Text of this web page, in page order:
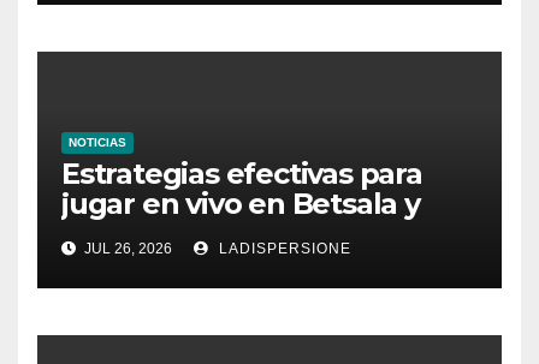
NOTICIAS
Estrategias efectivas para
jugar en vivo en Betsala y
aumentar tus ganancias
JUL 26, 2026 LADISPERSIONE